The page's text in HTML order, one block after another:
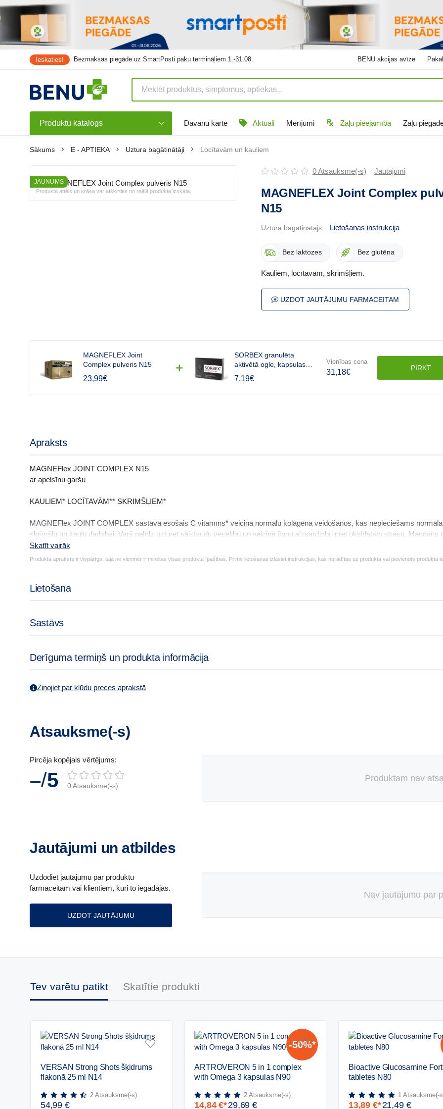
Ieskaties! Bezmaksas piegāde uz SmartPosti paku termināļiem 1.-31.08. BENU akcijas avīze
Produktu katalogs Dāvanu karte Aktuāli Mērījumi Zāļu pieejamība Zāļu
Sākums E - APTIEKA Uztura bagātinātāji Locītavām un kauliem
JAUNUMS
Produkta attēls un krāsa var atšķirties no reālā produkta izskata.
0 Atsauksme(-s) Jautājumi
MAGNEFLEX Joint Complex
N15
Uztura bagātinātājs Lietošanas instrukcija
Bez laktozes Bez glutēna
Kauliem, locītavām, skrimšļiem.
UZDOT JAUTĀJUMU FARMACEITAM
MAGNEFLEX Joint
Complex pulveris N15
23,99€
SORBEX granulēta
aktivētā ogle, kapsulas
N20
7,19€
Vienības cena
31,18€
PIRKT
Apraksts
MAGNEFlex JOINT COMPLEX N15
ar apelsīnu garšu
KAULIEM* LOCĪTAVĀM** SKRIMŠĻIEM*
MAGNEFlex JOINT COMPLEX sastāvā esošais C vitamīns* veicina normālu kolagēna veidošanos, kas nepieciešams
skrimšļu un kaulu darbībai. Varš palīdz uzturēt saistaudu veselību un veicina šūnu aizsardzību pret oksidatīvo stresu. Mangāns
uzturēt kaulu veselību un veicina saistaudu normālu veidošanos. Sastāvs papildināts ar locītavu struktūras elementiem -
hondroitīnu, hialuronskābi un bosvēlijas ekstraktu.
Produkts ražots Lotos Pharma GMP (Labas ražošanas prakses) kvalitātes sistēmā. Nesatur ģenētiski modificētus organismus
laktozi un glutēnu.
Skatīt vairāk
Produkta apraksts ir vispārīgs, tajā ne vienmēr ir minētas visas produkta īpašības. Pirms lietošanas izlasiet instrukcijas, kas norādītas uz produkta vai pievienots produkta
Lietošana
Sastāvs
Derīguma termiņš un produkta informācija
Ziņojiet par kļūdu preces aprakstā
Atsauksme(-s)
Pircēja kopējais vērtējums:
–/5 0 Atsauksme(-s)
Produktam nav
Jautājumi un atbildes
Uzdodiet jautājumu par produktu
farmaceitam vai klientiem, kuri to iegādājās.
UZDOT JAUTĀJUMU
Nav jautājumu par
Tev varētu patikt Skatītie produkti
Strong
Shots
šķidrums
flakonā
VERSAN Strong Shots šķidrums
flakonā 25 ml N14
2Atsauksme(-s)
54,99 €
5
in
1
complex
-50%*
ARTROVERON 5 in 1 complex
with Omega 3 kapsulas N90
2 Atsauksme(-s)
14,84 €*29,69 €
Glucosamine
Forte
Plus
tabletes
Bioactive Glucosamine
tabletes N80
1Atsauksme(-
13,89 €*21,49 €